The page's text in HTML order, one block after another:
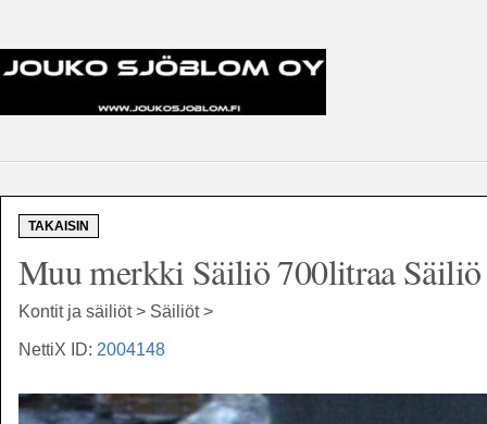
TAKAISIN
Muu merkki Säiliö 700litraa
Kontit ja säiliöt > Säiliöt >
NettiX ID: 2004148